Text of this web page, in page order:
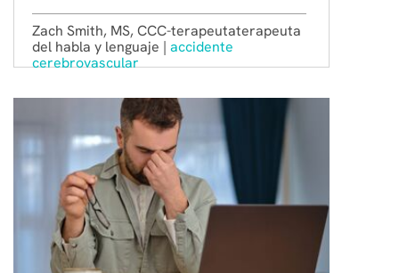
Zach Smith, MS, CCC-terapeutaterapeuta
del habla y lenguaje | accidente
cerebrovascular